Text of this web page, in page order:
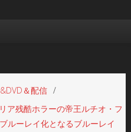
＆配信
ア残酷ホラーの帝王ルチオ・フ
ルーレイ化となるブルーレイ